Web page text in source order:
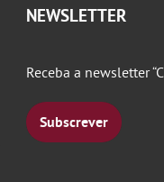
NEWSLETTER
Receba a newsletter
Subscrever